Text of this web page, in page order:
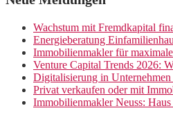
Wachstum mit Fremdkapital
Energieberatung
Immobilienmakler für
Venture Capital Trends 2026:
Digitalisierung in
Privat verkaufen oder mit
Immobilienmakler Neuss: